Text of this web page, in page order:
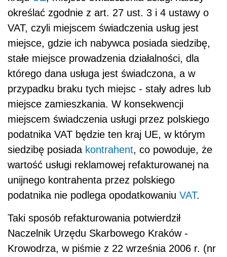
określać zgodnie z art. 27 ust. 3 i 4 ustawy o
VAT, czyli miejscem świadczenia usług jest
miejsce, gdzie ich nabywca posiada siedzibę,
stałe miejsce prowadzenia działalności, dla
którego dana usługa jest świadczona, a w
przypadku braku tych miejsc - stały adres lub
miejsce zamieszkania. W konsekwencji
miejscem świadczenia usługi przez polskiego
podatnika VAT będzie ten kraj UE, w którym
siedzibę posiada kontrahent, co powoduje, że
wartość usługi reklamowej refakturowanej na
unijnego kontrahenta przez polskiego
podatnika nie podlega opodatkowaniu VAT.
Taki sposób refakturowania potwierdził
Naczelnik Urzędu Skarbowego Kraków -
Krowodrza, w piśmie z 22 września 2006 r. (nr